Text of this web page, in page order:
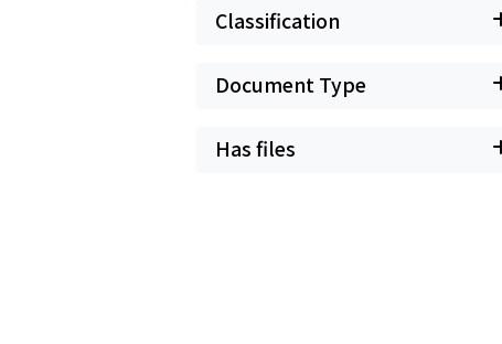
Classification
Document Type
Has files